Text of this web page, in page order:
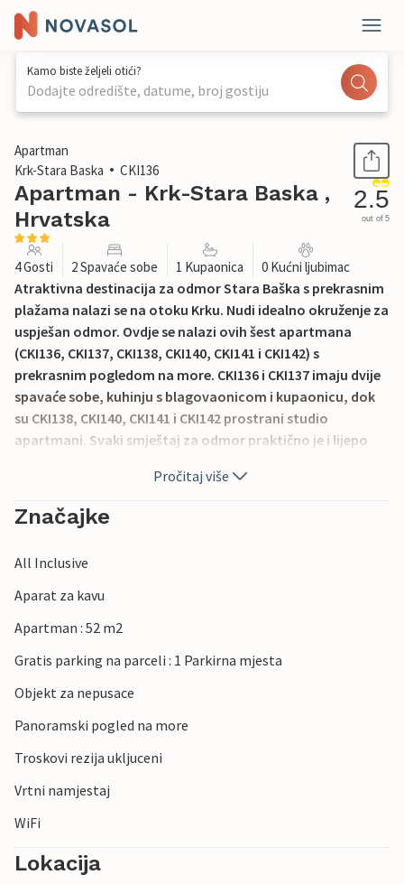
Kamo biste željeli otići?
Dodajte odredište, datume, broj gostiju
1 / 23
Apartman
Krk-Stara Baska
CKI136
Apartman - Krk-Stara Baska ,
Hrvatska
2.5
out of 5
4 Gosti 2 Spavaće sobe 1 Kupaonica 0 Kućni ljubimac
Atraktivna destinacija za odmor Stara Baška s prekrasnim
plažama nalazi se na otoku Krku. Nudi idealno okruženje za
uspješan odmor. Ovdje se nalazi ovih šest apartmana
(CKI136, CKI137, CKI138, CKI140, CKI141 i CKI142) s
prekrasnim pogledom na more. CKI136 i CKI137 imaju dvije
spavaće sobe, kuhinju s blagovaonicom i kupaonicu, dok
su CKI138, CKI140, CKI141 i CKI142 prostrani studio
apartmani. Svaki smještaj za odmor praktično je i lijepo
udaljenosti. Tijekom svog boravka možete temeljito
istražiti zanimljiv otok s bogatom kulturnom baštinom,
izvrsnom gastronomskom ponudom, prekrasnim uvalama
restoran.
Pročitaj više
Značajke
All Inclusive
Aparat za kavu
Apartman : 52 m2
Gratis parking na parceli : 1 Parkirna mjesta
Objekt za nepusace
Panoramski pogled na more
Troskovi rezija ukljuceni
Vrtni namjestaj
WiFi
Lokacija